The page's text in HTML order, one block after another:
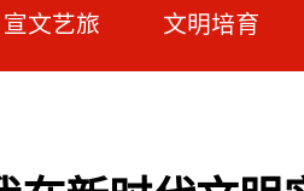
宣文艺旅 文明培育